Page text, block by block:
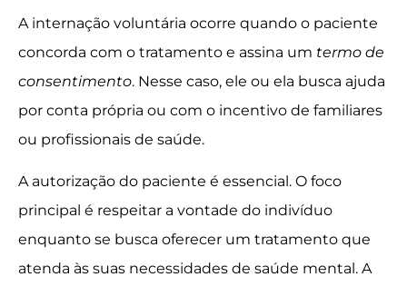
A internação voluntária ocorre quando o paciente
concorda com o tratamento e assina um termo de
consentimento. Nesse caso, ele ou ela busca ajuda
por conta própria ou com o incentivo de familiares
ou profissionais de saúde.
A autorização do paciente é essencial. O foco
principal é respeitar a vontade do indivíduo
enquanto se busca oferecer um tratamento que
atenda às suas necessidades de saúde mental. A